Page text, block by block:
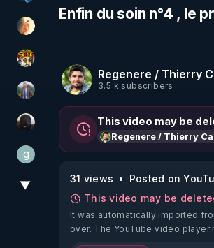
La Puce à l'oreille
Textes Sacrés & Maîtres Spirituels
Nicolas BOUVIER
TrueMedia
ggilo59
▼
Enfin du soin n°4 , le
Regenere / Thierry
3.5 k subscribers
This video may be
Regenere / Thierry
31 views
Posted on
This video may be
It was automatically imported
over. The YouTube video